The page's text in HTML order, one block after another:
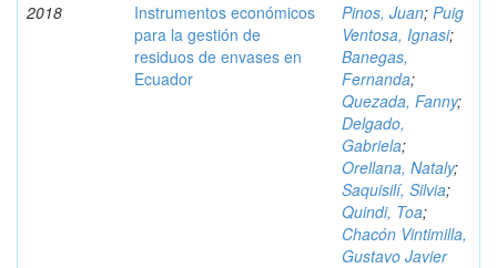
2018
Instrumentos económicos
para la gestión de
residuos de envases en
Ecuador
Pinos, Juan; Puig
Ventosa, Ignasi;
Banegas,
Fernanda;
Quezada, Fanny;
Delgado,
Gabriela;
Orellana, Nataly;
Saquisilí, Silvia;
Quindi, Toa;
Chacón Vintimilla,
Gustavo Javier